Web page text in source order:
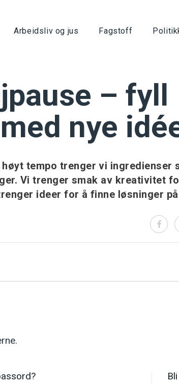
Arbeidsliv og jus Fagstoff
– fyll
nye
tempo trenger vi ingredienser
Vi trenger smak av kreativitet
ideer for å finne løsninger